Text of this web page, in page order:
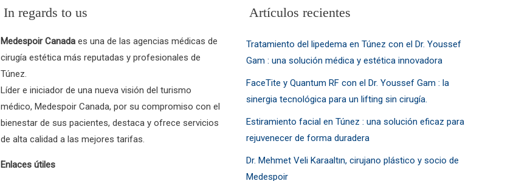
In regards to us
Medespoir Canadaes una de las agencias médicas de
cirugía estética más reputadas y profesionales de
Túnez.
Líder e iniciador de una nueva visión del turismo
médico, Medespoir Canada, por su compromiso con el
bienestar de sus pacientes, destaca y ofrece servicios
de alta calidad a las mejores tarifas.
Enlaces útiles
Artículos recientes
Tratamiento del lipedema en Túnez con el Dr. Youssef
Gam : una solución médica y estética innovadora
FaceTite y Quantum RF con el Dr. Youssef Gam : la
sinergia tecnológica para un lifting sin cirugía.
Estiramiento facial en Túnez : una solución eficaz para
rejuvenecer de forma duradera
Dr. Mehmet Veli Karaaltın, cirujano plástico y socio de
Medespoir